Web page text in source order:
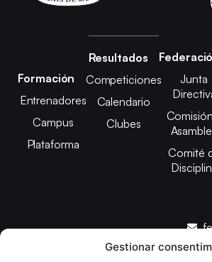
Gestionar
Formación
Entrenadores
Campus
Plataforma
Resultados
Competiciones
Calendario
Clubes
Junta
Comité